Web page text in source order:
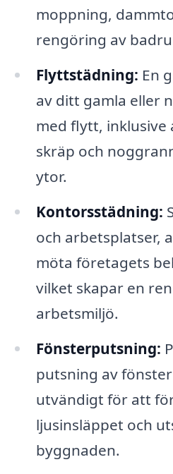
moppning,
rengöring av
Flyttstädning: En
av ditt gamla eller
med flytt, inklusive
skräp och
ytor.
Kontorsstädning:
och arbetsplatser,
möta företagets
vilket skapar en
arbetsmiljö.
Fönsterputsning:
putsning av
utvändigt för att
ljusinsläppet och
byggnaden.